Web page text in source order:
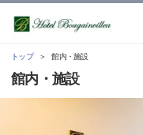
トップ 館内・施設
館内・施設